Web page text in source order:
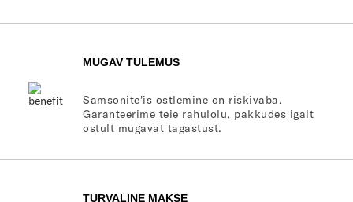
MUGAV TULEMUS
Samsonite'is ostlemine on riskivaba.
Garanteerime teie rahulolu, pakkudes igalt
ostult mugavat tagastust.
TURVALINE MAKSE